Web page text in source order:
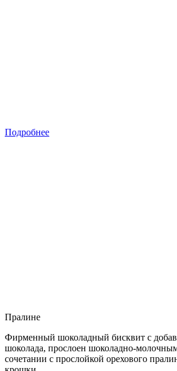
Подробнее
Пралине
Фирменный шоколадный бисквит с
шоколада, прослоен шоколадно-
сочетании с прослойкой орехового